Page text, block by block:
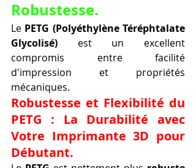
Robustesse.
Le PETG (Polyéthylène Téréphtalate
Glycolisé) est un excellent
compromis entre facilité
d'impression et propriétés
mécaniques.
Robustesse et Flexibilité du
PETG : La Durabilité avec
Votre Imprimante 3D pour
Débutant.